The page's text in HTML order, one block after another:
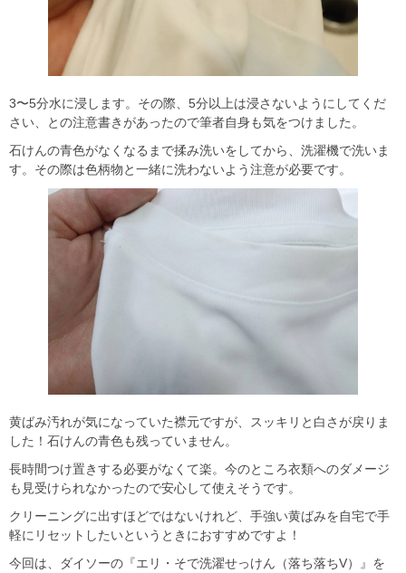
3〜5分水に浸します。その際、5分以上は浸さないようにしてくだ
さい、との注意書きがあったので筆者自身も気をつけました。
石けんの青色がなくなるまで揉み洗いをしてから、洗濯機で洗いま
す。その際は色柄物と一緒に洗わないよう注意が必要です。
黄ばみ汚れが気になっていた襟元ですが、スッキリと白さが戻りま
した！石けんの青色も残っていません。
長時間つけ置きする必要がなくて楽。今のところ衣類へのダメージ
も見受けられなかったので安心して使えそうです。
クリーニングに出すほどではないけれど、手強い黄ばみを自宅で手
軽にリセットしたいというときにおすすめですよ！
今回は、ダイソーの『エリ・そで洗濯せっけん（落ち落ちV）』を